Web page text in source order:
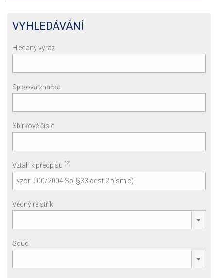
VYHLEDÁVÁNÍ
Hledaný výraz
Spisová značka
Sbírkové číslo
Vztah k předpisu (?)
Věcný rejstřík
Soud